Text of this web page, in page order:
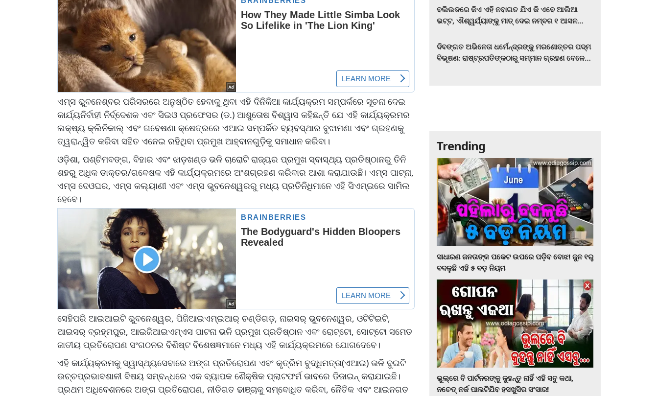
ଏମ୍ସ ଭୁବନେଶ୍ବର ପରିସରରେ ଅନୁଷ୍ଠିତ ହେବାକୁ ଥିବା ଏହି ଦିନିକିଆ କାର୍ଯ୍ୟକ୍ରମ ସମ୍ପର୍କରେ ସୂଚନା ଦେଇ
କାର୍ଯ୍ୟନିର୍ବାହୀ ନିର୍ଦ୍ଦେଶକ ଏବଂ ସିଇଓ ପ୍ରଫେସର (ଡ.) ଆଶୁତୋଷ ବିଶ୍ୱାସ କହିଛନ୍ତି ଯେ ଏହି କାର୍ଯ୍ୟକ୍ରମର
ଲକ୍ଷ୍ୟ କ୍ଲିନିକାଲ୍ ଏବଂ ଗବେଷଣା କ୍ଷେତ୍ରରେ ଏଆଇ ସମ୍ପର୍କିତ ବ୍ୟବସ୍ଥାର ବୁଝାମଣା ଏବଂ ଗ୍ରହଣକୁ
ତ୍ୱରାନ୍ୱିତ କରିବା ସହିତ ଏନେଇ ରହିଥିବା ପ୍ରମୁଖ ଆହ୍ବାନଗୁଡ଼ିକୁ ସମାଧାନ କରିବା।
ଓଡ଼ିଶା, ପଶ୍ଚିମବଙ୍ଗ, ବିହାର ଏବଂ ଝାଡ଼ଖଣ୍ଡ ଭଳି ଚାରୋଟି ରାଜ୍ୟର ପ୍ରମୁଖ ସ୍ବାସ୍ଥ୍ୟ ପ୍ରତିଷ୍ଠାନରୁ ତିନି
ଶହରୁ ଅଧିକ ଡାକ୍ତର/ଗବେଷକ ଏହି କାର୍ଯ୍ୟକ୍ରମରେ ଅଂଶଗ୍ରହଣ କରିବାର ଆଶା କରାଯାଉଛି। ଏମ୍ସ ପାଟ୍ନା,
ଏମ୍ସ ଦେଓଘର, ଏମ୍ସ କଲ୍ୟାଣୀ ଏବଂ ଏମ୍ସ ଭୁବନେଶ୍ୱରରୁ ମଧ୍ୟ ପ୍ରତିନିଧିମାନେ ଏହି ସିଏମ୍ଇରେ ସାମିଲ
ହେବେ।
ସେହିପରି ଆଇଆଇଟି ଭୁବନେଶ୍ୱର, ପିଜିଆଇଏମ୍ଇଆର୍ ଚଣ୍ଡିଗଡ଼, ନାଇସର୍ ଭୁବନେଶ୍ୱର, ଓଟିଟିଇଟି,
ଆଇସର୍ ବ୍ରହ୍ମପୁର, ଆଇଜିଆଇଏମ୍ଏସ ପାଟନା ଭଳି ପ୍ରମୁଖ ପ୍ରତିଷ୍ଠାନ ଏବଂ ରୋଟ୍ଟୋ, ସୋଟ୍ଟୋ ସମେତ
ଜାତୀୟ ପ୍ରତିରୋପଣ ସଂଗଠନର ବିଶିଷ୍ଟ ବିଶେଷଜ୍ଞମାନେ ମଧ୍ୟ ଏହି କାର୍ଯ୍ୟକ୍ରମରେ ଯୋଗଦେବେ।
ଏହି କାର୍ଯ୍ୟକ୍ରମକୁ ସ୍ୱାସ୍ଥ୍ୟସେବାରେ ଅଙ୍ଗ ପ୍ରତିରୋପଣ ଏବଂ କୃତ୍ରିମ ବୁଦ୍ଧିମତ୍ତା(ଏଆଇ) ଭଳି ଦୁଇଟି
ଉଚ୍ଚପ୍ରଭାବଶାଳୀ ବିଷୟ ସମ୍ବନ୍ଧରେ ଏକ ବ୍ୟାପକ ଶୈକ୍ଷିକ ପ୍ଲାଟଫର୍ମ ଭାବରେ ଡିଜାଇନ୍ କରାଯାଇଛି।
ପ୍ରଥମ ଅଧିବେଶନରେ ଅଙ୍ଗ ପ୍ରତିରୋପଣ, ନୀତିଗତ ଢାଞ୍ଚାକୁ ସମ୍ବୋଧିତ କରିବା, ନୈତିକ ଏବଂ ଆଇନଗତ
ବଲିଉଡରେ କିଏ ଏହି ନବାଗତ ଯିଏ କି ଏବେ ଆଲିଆ
ଭଟ୍ଟ, ଐଶ୍ୱର୍ଯ୍ୟାଙ୍କୁ ମାତ୍‌ ଦେଇ ନମ୍ବର ୧ ଆସନ
ଦିବଙ୍ଗତ ଅଭିନେତା ଧର୍ମେନ୍ଦ୍ରଙ୍କୁ ମରଣୋତ୍ତର ପଦ୍ମ
ବିଭୂଷଣ: ରାଷ୍ଟ୍ରପତିଙ୍କଠାରୁ ସମ୍ମାନ ଗ୍ରହଣ ବେଳେ
Trending
ସାଧାରଣ ଜନତାଙ୍କ ପକେଟ ଉପରେ ପଡ଼ିବ ବୋଝ! ଜୁନ ୧ରୁ
ବଦଳୁଛି ଏହି ୫ ବଡ଼ ନିୟମ
ଭୁଲ୍‌ରେ ବି ପାର୍ଟନରଙ୍କୁ କୁହନ୍ତୁ ନାହିଁ ଏହି ସବୁ କଥା,
ନଚେତ୍‌ ନର୍କ ପାଲଟିଯିବ ହସଖୁସିର ସଂସାର!